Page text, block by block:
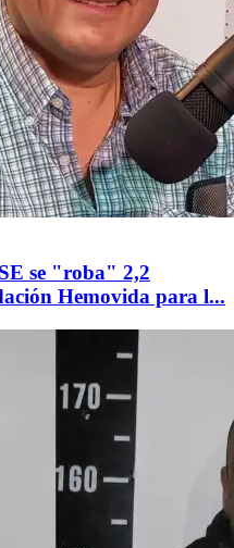
se "roba" 2,2
Hemovida para l...